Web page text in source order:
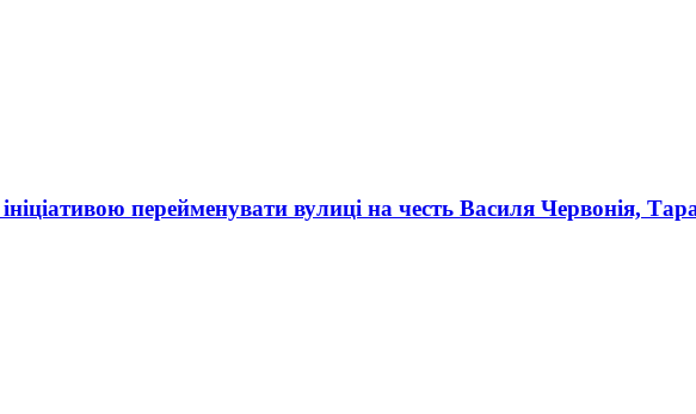
перейменувати вулиці на честь Василя Червонія,